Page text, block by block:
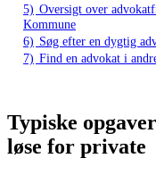
5) Oversigt over
Kommune
6) Søg efter en dygtig
7) Find en advokat i
Typiske
løse for private